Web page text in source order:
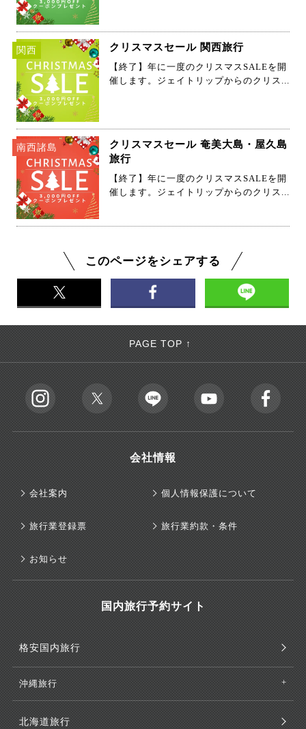
関西 クリスマスセール 関西旅行
【終了】年に一度のクリスマスSALEを開
催します。ジェイトリップからのクリス...
南西諸島
クリスマスセール 奄美大島・屋久島
旅行
【終了】年に一度のクリスマスSALEを開
催します。ジェイトリップからのクリス...
このページをシェアする
PAGE TOP ↑
会社情報
会社案内 個人情報保護について
旅行業登録票 旅行業約款・条件
お知らせ
国内旅行予約サイト
格安国内旅行
沖縄旅行
北海道旅行